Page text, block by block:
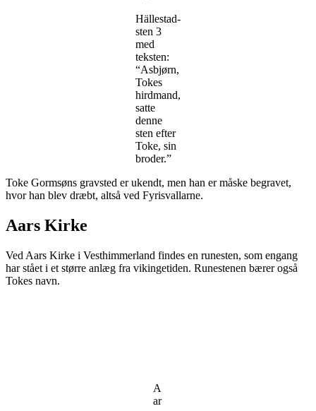
Hällestad-
sten 3
med
teksten:
“Asbjørn,
Tokes
hirdmand,
satte
denne
sten efter
Toke, sin
broder.”
Toke Gormsøns gravsted er ukendt, men han er måske begravet,
hvor han blev dræbt, altså ved Fyrisvallarne.
Aars Kirke
Ved Aars Kirke i Vesthimmerland findes en runesten, som engang
har stået i et større anlæg fra vikingetiden. Runestenen bærer også
Tokes navn.
A
ar